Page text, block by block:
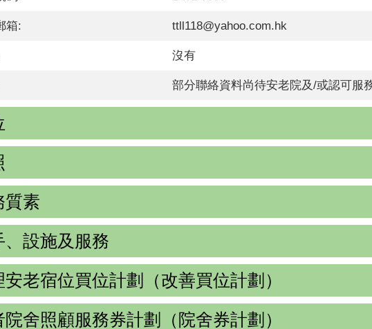
箱: ttll118@yahoo.com.hk
沒有
部分聯絡資料尚待安老院及/或認可服
質素
、設施及服務
安老宿位買位計劃（改善買位計劃）
院舍照顧服務券計劃（院舍券計劃）